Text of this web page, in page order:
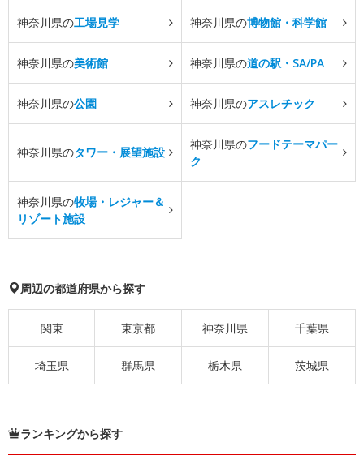
神奈川県の工場見学 神奈川県の博物館・科学館
神奈川県の美術館 神奈川県の道の駅・SA/PA
神奈川県の公園 神奈川県のアスレチック
神奈川県のタワー・展望施設
神奈川県のフードテーマパー
ク
神奈川県の牧場・レジャー＆
リゾート施設
周辺の都道府県から探す
関東 東京都 神奈川県 千葉県
埼玉県 群馬県 栃木県 茨城県
ランキングから探す